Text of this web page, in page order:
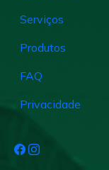
Serviços
Produtos
FAQ
Privacidade